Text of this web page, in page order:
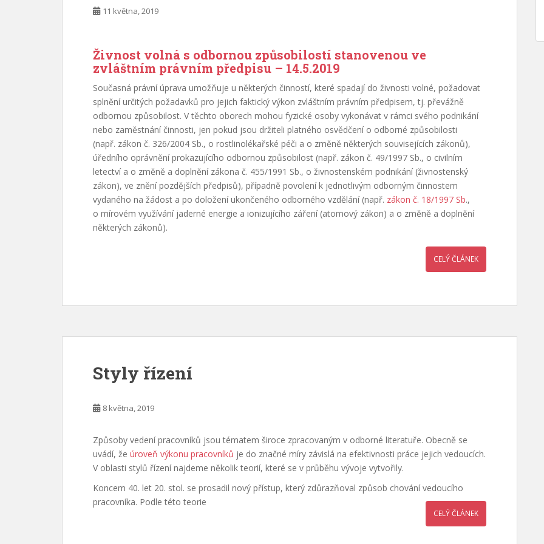
11 května, 2019
Živnost volná s odbornou způsobilostí stanovenou ve
zvláštním právním předpisu – 14.5.2019
Současná právní úprava umožňuje u některých činností, které spadají do živnosti volné, požadovat
splnění určitých požadavků pro jejich faktický výkon zvláštním právním předpisem, tj. převážně
odbornou způsobilost. V těchto oborech mohou fyzické osoby vykonávat v rámci svého podnikání
nebo zaměstnání činnosti, jen pokud jsou držiteli platného osvědčení o odborné způsobilosti
(např. zákon č. 326/2004 Sb., o rostlinolékařské péči a o změně některých souvisejících zákonů),
úředního oprávnění prokazujícího odbornou způsobilost (např. zákon č. 49/1997 Sb., o civilním
letectví a o změně a doplnění zákona č. 455/1991 Sb., o živnostenském podnikání (živnostenský
zákon), ve znění pozdějších předpisů), případně povolení k jednotlivým odborným činnostem
vydaného na žádost a po doložení ukončeného odborného vzdělání (např. zákon č. 18/1997 Sb.,
o mírovém využívání jaderné energie a ionizujícího záření (atomový zákon) a o změně a doplnění
některých zákonů).
CELÝ ČLÁNEK
Styly řízení
8 května, 2019
Způsoby vedení pracovníků jsou tématem široce zpracovaným v odborné literatuře. Obecně se
uvádí, že úroveň výkonu pracovníků je do značné míry závislá na efektivnosti práce jejich vedoucích.
V oblasti stylů řízení najdeme několik teorií, které se v průběhu vývoje vytvořily.
Koncem 40. let 20. stol. se prosadil nový přístup, který zdůrazňoval způsob chování vedoucího
pracovníka. Podle této teorie
CELÝ ČLÁNEK